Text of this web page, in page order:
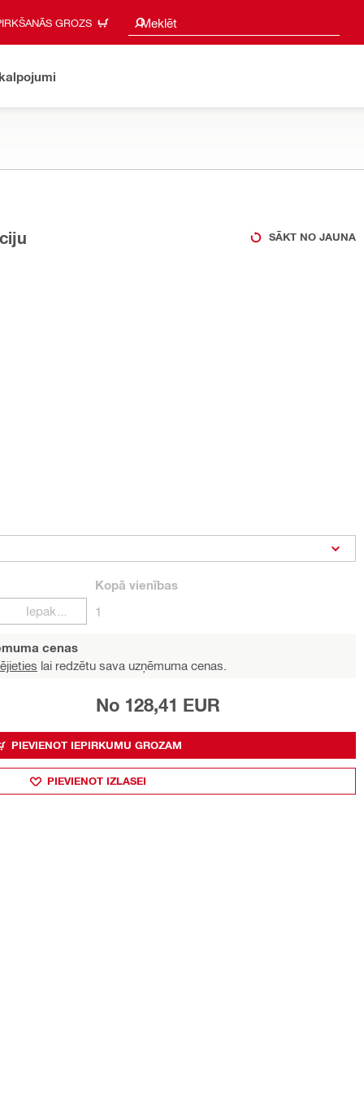
GROZS Meklēt
Meklēšanas ieteikumi
SĀKT NO JAUNA
Kopā vienības
1
cenas
lai redzētu sava uzņēmuma cenas.
No 128,41 EUR
PIEVIENOT IEPIRKUMU GROZAM
PIEVIENOT IZLASEI